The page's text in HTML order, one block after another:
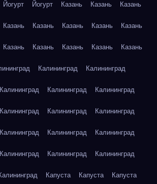
Йогурт Йогурт Казань Казань Казань
Казань Казань Казань Казань Казань
Казань Казань Казань Казань Казань
Калининград Калининград
Калининград Калининград Калининград
Калининград Калининград Калининград
Калининград Калининград Калининград
Калининград Калининград Калининград
Капуста Капуста Капуста